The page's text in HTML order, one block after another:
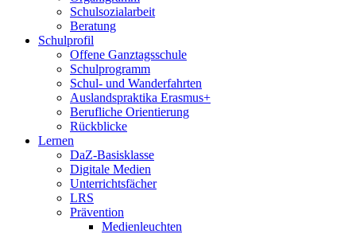
Schulsozialarbeit
Beratung
Schulprofil
Offene Ganztagsschule
Schulprogramm
Schul- und Wanderfahrten
Auslandspraktika Erasmus+
Berufliche Orientierung
Rückblicke
Lernen
DaZ-Basisklasse
Digitale Medien
Unterrichtsfächer
LRS
Prävention
Medienleuchten